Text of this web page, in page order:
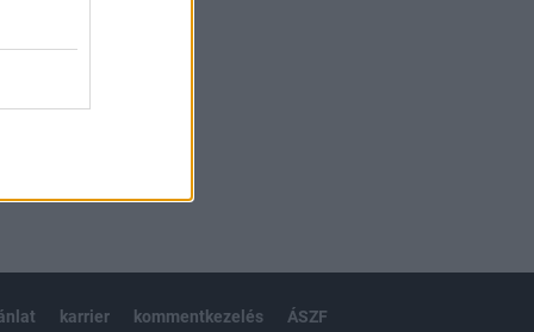
karrier kommentkezelés ÁSZF